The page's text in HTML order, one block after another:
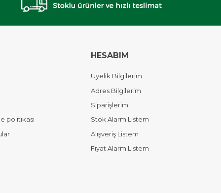
politikası
HESABIM
Üyelik Bilgilerim
Adres Bilgilerim
Siparişlerim
Stok Alarm Listem
Alışveriş Listem
Fiyat Alarm Listem